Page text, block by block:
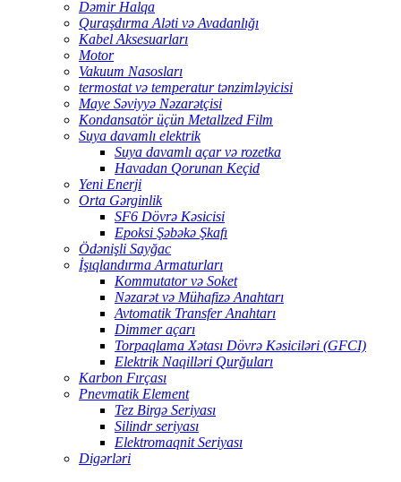
Dəmir Halqa
Quraşdırma Aləti və Avadanlığı
Kabel Aksesuarları
Motor
Vakuum Nasosları
termostat və temperatur tənzimləyicisi
Maye Səviyyə Nəzarətçisi
Kondansatör üçün Metallzed Film
Suya davamlı elektrik
Suya davamlı açar və rozetka
Havadan Qorunan Keçid
Yeni Enerji
Orta Gərginlik
SF6 Dövrə Kəsicisi
Epoksi Şəbəkə Şkafı
Ödənişli Sayğac
İşıqlandırma Armaturları
Kommutator və Soket
Nəzarət və Mühafizə Anahtarı
Avtomatik Transfer Anahtarı
Dimmer açarı
Torpaqlama Xətası Dövrə Kəsiciləri (GFCI)
Elektrik Naqilləri Qurğuları
Karbon Fırçası
Pnevmatik Element
Tez Birgə Seriyası
Silindr seriyası
Elektromaqnit Seriyası
Digərləri